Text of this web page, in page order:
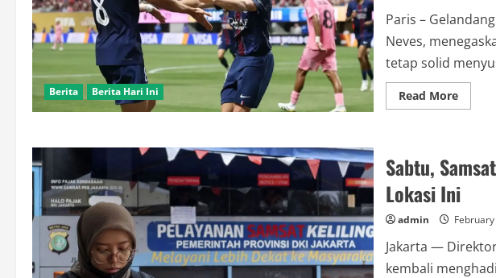
Berita Berita Hari Ini
Paris –
Neves,
tetap solid
Read MoreRead
more
João
Neves
Suasana
Ruang
Ganti
Bagus
Sabtu,
Lokasi Ini
admin
Jakarta —
kembali